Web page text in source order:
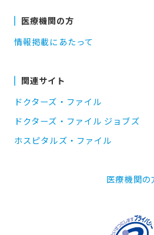
医療機関の方
情報掲載にあたって
関連サイト
ドクターズ・ファイル
ドクターズ・ファイル ジョブズ
ホスピタルズ・ファイル
医療機関